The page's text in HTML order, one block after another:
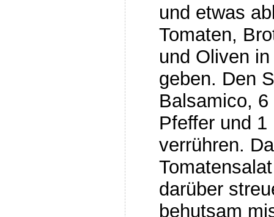
und etwas
Tomaten,
und Oliven
geben. Den
Balsamico,
Pfeffer und
verrühren.
darüber
behutsam